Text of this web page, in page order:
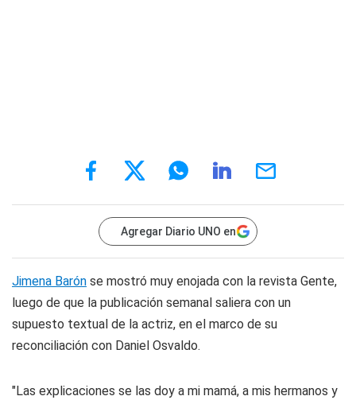
Agregar Diario UNO en
Jimena Barón se mostró muy enojada con la revista Gente,
luego de que la publicación semanal saliera con un
supuesto textual de la actriz, en el marco de su
reconciliación con Daniel Osvaldo.
"Las explicaciones se las doy a mi mamá, a mis hermanos y